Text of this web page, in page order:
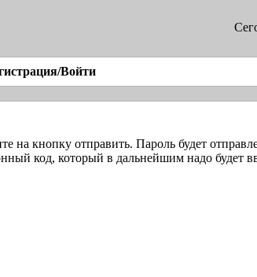
Войти
на кнопку отправить. Пароль будет
код, который в дальнейшим надо будет